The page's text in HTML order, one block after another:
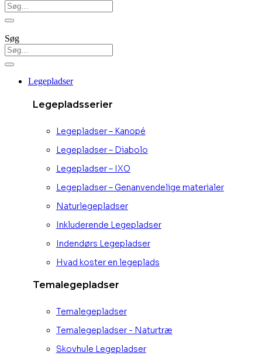
Søg
Legepladser
Legepladsserier
Legepladser – Kanopé
Legepladser – Diabolo
Legepladser – IXO
Legepladser – Genanvendelige materialer
Naturlegepladser
Inkluderende Legepladser
Indendørs Legepladser
Hvad koster en legeplads
Temalegepladser
Temalegepladser
Temalegepladser - Naturtræ
Skovhule Legepladser